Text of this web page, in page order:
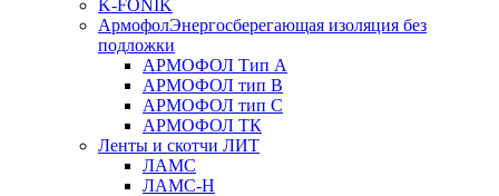
K-FONIK
АрмофолЭнергосберегающая изоляция без
подложки
АРМОФОЛ Тип А
АРМОФОЛ тип В
АРМОФОЛ тип C
АРМОФОЛ ТК
Ленты и скотчи ЛИТ
ЛАМС
ЛАМС-Н